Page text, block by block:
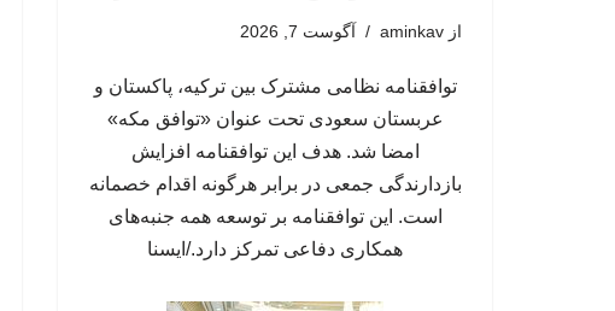
از aminkav آگوست 7, 2026
توافقنامه نظامی مشترک بین ترکیه، پاکستان و
عربستان سعودی تحت عنوان «توافق مکه»
امضا شد. هدف این توافقنامه افزایش
بازدارندگی جمعی در برابر هرگونه اقدام خصمانه
است. این توافقنامه بر توسعه همه جنبه‌های
همکاری دفاعی تمرکز دارد./ایسنا